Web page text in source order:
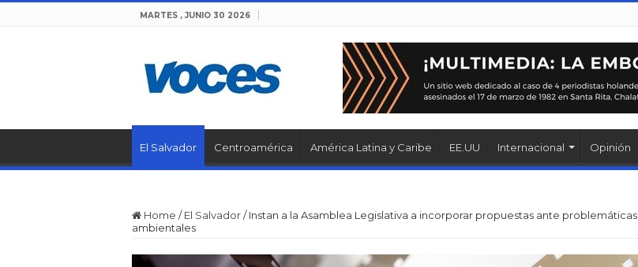
MARTES , JUNIO 30 2026
El Salvador Centroamérica América Latina y Caribe EE.UU Internacional Opinión
Home / El Salvador/ Instan a la Asamblea Legislativa a incorporar propuestas ante problemáticas
ambientales